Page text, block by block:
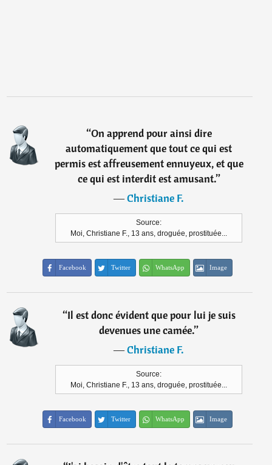
“On apprend pour ainsi dire
automatiquement que tout ce qui est
permis est affreusement ennuyeux, et que
ce qui est interdit est amusant.”
―Christiane F.
Source:
Moi, Christiane F., 13 ans, droguée, prostituée...
Facebook Twitter WhatsApp Image
“Il est donc évident que pour lui je suis
devenues une camée.”
―Christiane F.
Source:
Moi, Christiane F., 13 ans, droguée, prostituée...
Facebook Twitter WhatsApp Image